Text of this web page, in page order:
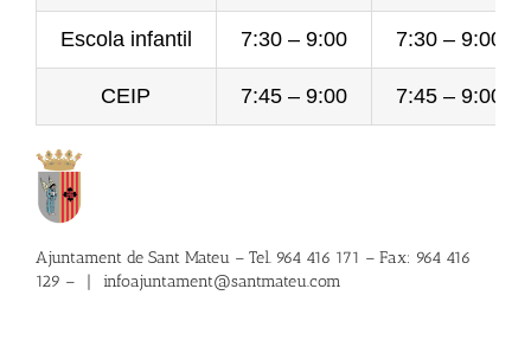
Escola infantil 7:30 – 9:00 7:30 – 9:00
CEIP 7:45 – 9:00 7:45 – 9:00
Ajuntament de Sant Mateu – Tel. 964 416 171 – Fax: 964 416
129 –
| infoajuntament@santmateu.com